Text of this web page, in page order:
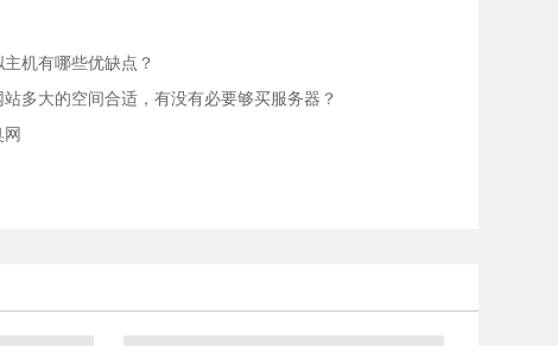
主机有哪些优缺点？
多大的空间合适，有没有必要够买服务器？